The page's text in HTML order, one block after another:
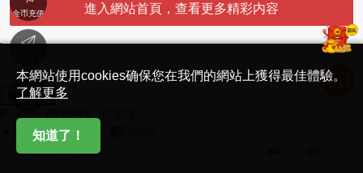
進入網站首頁，查看更多精彩内容
'
简体中文版
Translate
日本語
繁體中文
本網站使用cookies确保您在我們的網站上獲得最佳體驗。
了解更多
知道了！
金币充值


說點什麽吧...